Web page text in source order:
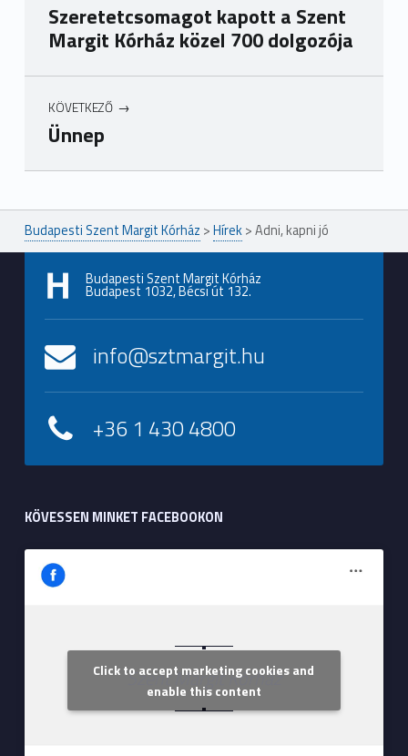
Szeretetcsomagot kapott a Szent
Margit Kórház közel 700 dolgozója
KÖVETKEZŐ
Ünnep
Ugrás a főmenühöz
Budapesti Szent Margit Kórház >Hírek>Adni, kapni jó
Budapesti Szent Margit Kórház
Budapest 1032, Bécsi út 132.
info@sztmargit.hu
+36 1 430 4800
KÖVESSEN MINKET FACEBOOKON
Szent Margit Kórház
Click to accept marketing cookies and
enable this content